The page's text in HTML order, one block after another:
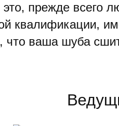
прежде всего
квалификации,
что ваша шуба